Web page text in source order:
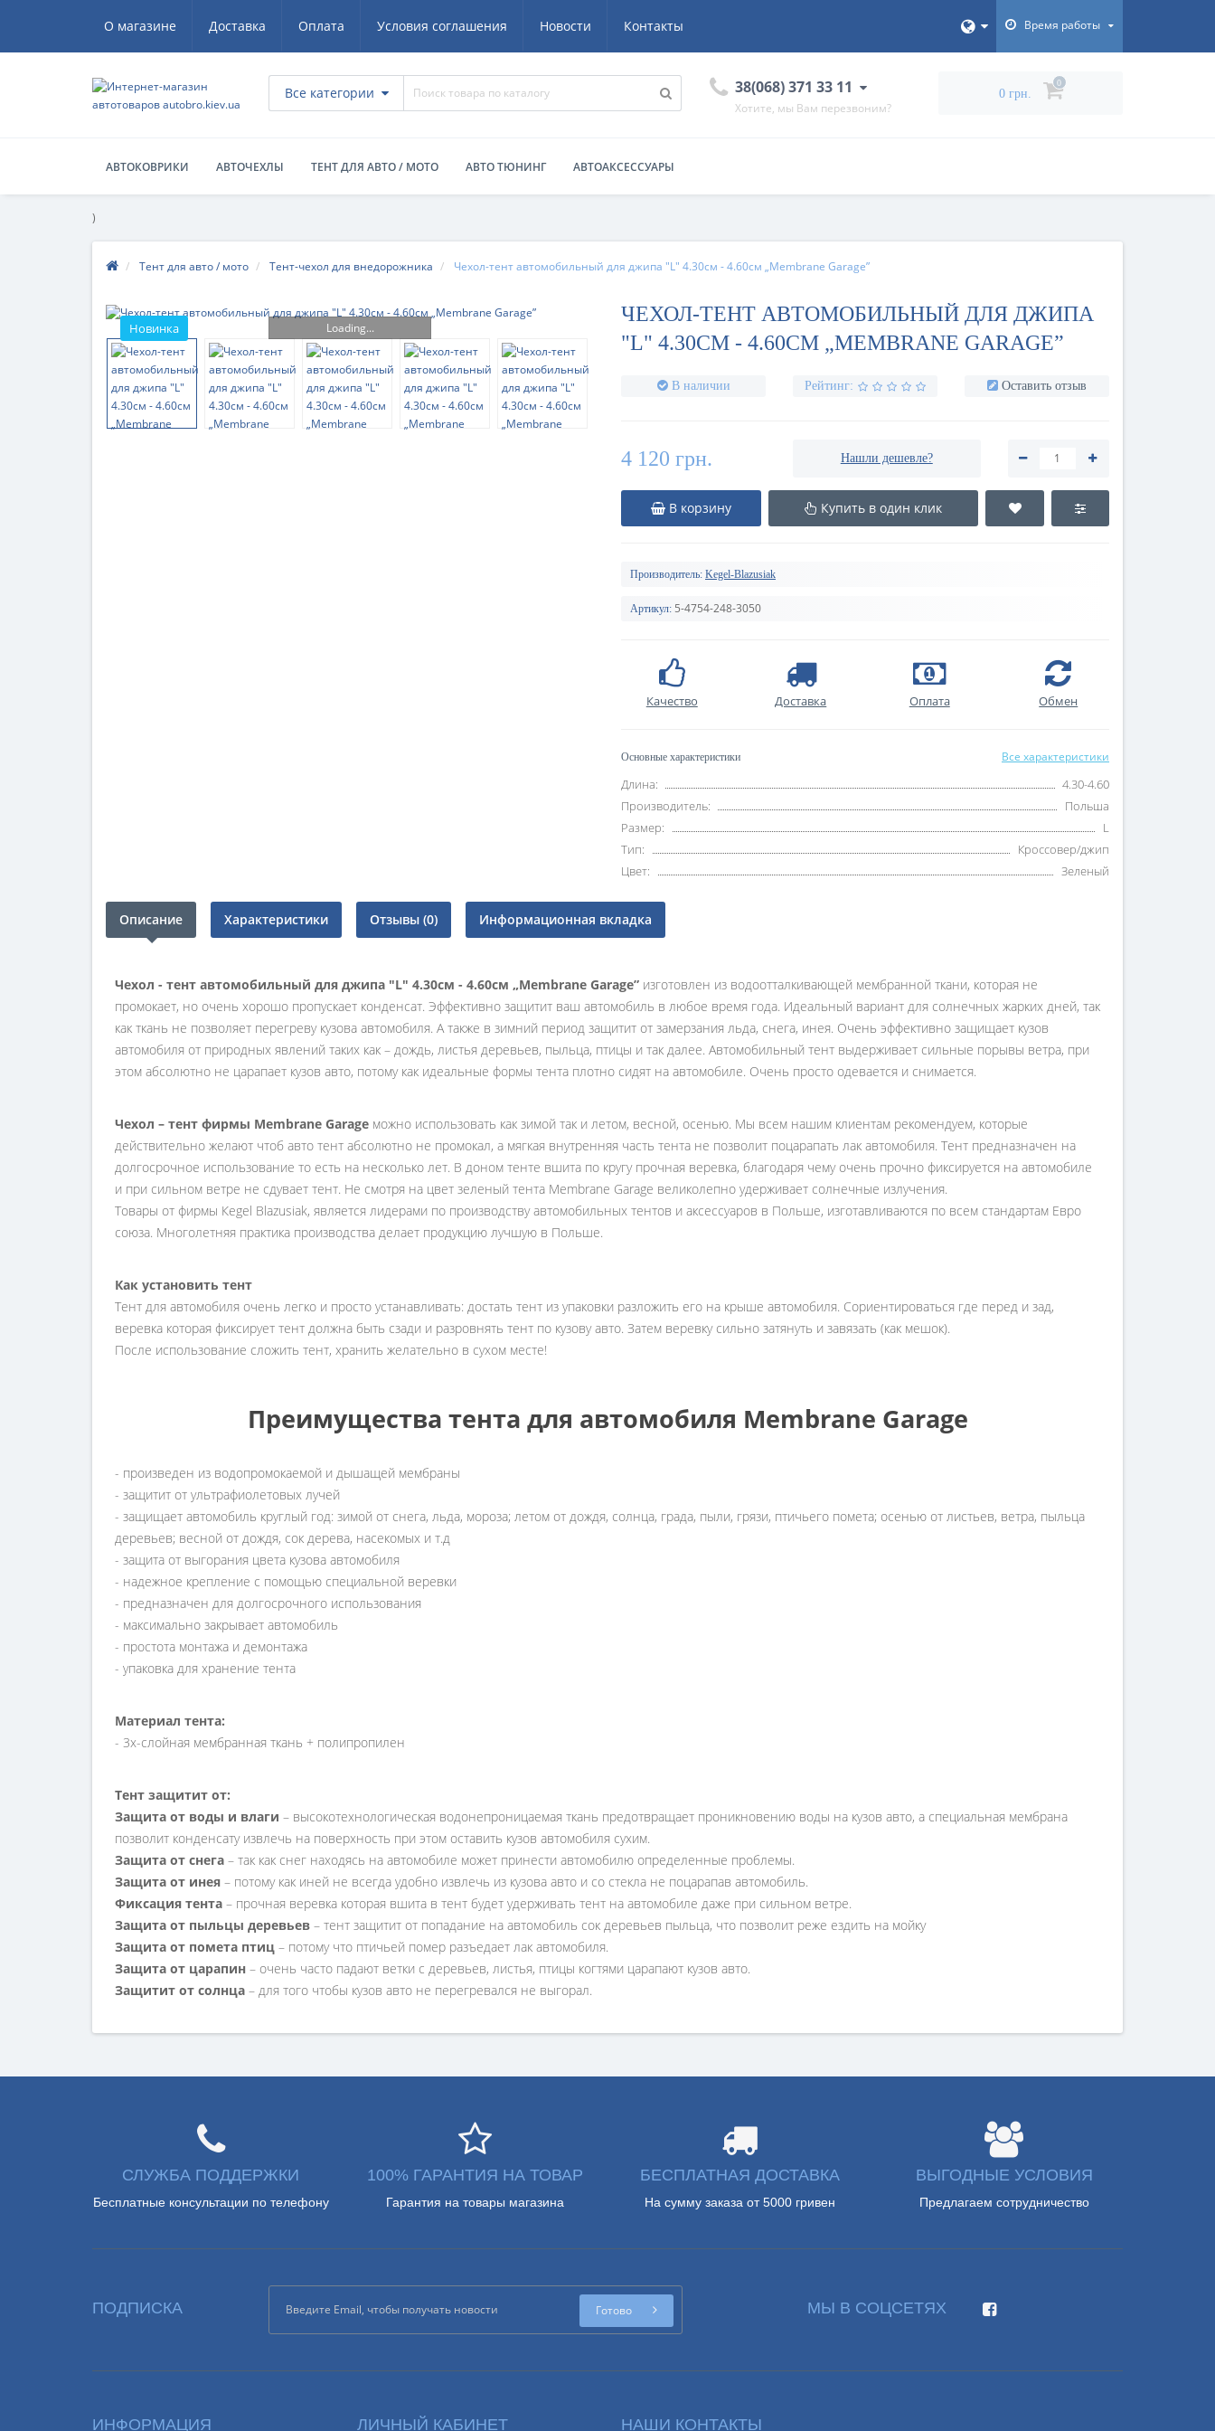
О магазине Доставка Оплата Условия соглашения Новости Контакты Время работы
Все категории 38(068) 371 33 11
Хотите, мы Вам перезвоним?
0 грн.
0
АВТОКОВРИКИ АВТОЧЕХЛЫ ТЕНТ ДЛЯ АВТО / МОТО АВТО ТЮНИНГ АВТОАКСЕССУАРЫ
)
Тент для авто / мото Тент-чехол для внедорожника Чехол-тент автомобильный для джипа "L" 4.30см - 4.60см „Membrane Garage”
Новинка Loading...
ЧЕХОЛ-ТЕНТ АВТОМОБИЛЬНЫЙ ДЛЯ ДЖИПА
"L" 4.30СМ - 4.60СМ „MEMBRANE GARAGE”
В наличии Рейтинг: Оставить отзыв
4 120 грн. Нашли дешевле?
В корзину Купить в один клик
Производитель: Kegel-Blazusiak
Артикул: 5-4754-248-3050
Качество Доставка Оплата Обмен
Основные характеристики Все характеристики
Длина:
4.30-4.60
Производитель:
Польша
Размер:
L
Тип:
Кроссовер/джип
Цвет:
Зеленый
Описание Характеристики Отзывы (0) Информационная вкладка
Чехол - тент автомобильный для джипа "L" 4.30см - 4.60см „Membrane Garage” изготовлен из водоотталкивающей мембранной ткани, которая не
промокает, но очень хорошо пропускает конденсат. Эффективно защитит ваш автомобиль в любое время года. Идеальный вариант для солнечных жарких дней, так
как ткань не позволяет перегреву кузова автомобиля. А также в зимний период защитит от замерзания льда, снега, инея. Очень эффективно защищает кузов
автомобиля от природных явлений таких как – дождь, листья деревьев, пыльца, птицы и так далее. Автомобильный тент выдерживает сильные порывы ветра, при
этом абсолютно не царапает кузов авто, потому как идеальные формы тента плотно сидят на автомобиле. Очень просто одевается и снимается.
Чехол – тент фирмы Membrane Garage можно использовать как зимой так и летом, весной, осенью. Мы всем нашим клиентам рекомендуем, которые
действительно желают чтоб авто тент абсолютно не промокал, а мягкая внутренняя часть тента не позволит поцарапать лак автомобиля. Тент предназначен на
долгосрочное использование то есть на несколько лет. В доном тенте вшита по кругу прочная веревка, благодаря чему очень прочно фиксируется на автомобиле
и при сильном ветре не сдувает тент. Не смотря на цвет зеленый тента Membrane Garage великолепно удерживает солнечные излучения.
Товары от фирмы Кegel Blazusiak, является лидерами по производству автомобильных тентов и аксессуаров в Польше, изготавливаются по всем стандартам Евро
союза. Многолетняя практика производства делает продукцию лучшую в Польше.
Как установить тент
Тент для автомобиля очень легко и просто устанавливать: достать тент из упаковки разложить его на крыше автомобиля. Сориентироваться где перед и зад,
веревка которая фиксирует тент должна быть сзади и разровнять тент по кузову авто. Затем веревку сильно затянуть и завязать (как мешок).
После использование сложить тент, хранить желательно в сухом месте!
Преимущества тента для автомобиля Membrane Garage
- произведен из водопромокаемой и дышащей мембраны
- защитит от ультрафиолетовых лучей
- защищает автомобиль круглый год: зимой от снега, льда, мороза; летом от дождя, солнца, града, пыли, грязи, птичьего помета; осенью от листьев, ветра, пыльца
деревьев; весной от дождя, сок дерева, насекомых и т.д
- защита от выгорания цвета кузова автомобиля
- надежное крепление с помощью специальной веревки
- предназначен для долгосрочного использования
- максимально закрывает автомобиль
- простота монтажа и демонтажа
- упаковка для хранение тента
Материал тента:
- 3х-слойная мембранная ткань + полипропилен
Тент защитит от:
Защита от воды и влаги – высокотехнологическая водонепроницаемая ткань предотвращает проникновению воды на кузов авто, а специальная мембрана
позволит конденсату извлечь на поверхность при этом оставить кузов автомобиля сухим.
Защита от снега – так как снег находясь на автомобиле может принести автомобилю определенные проблемы.
Защита от инея – потому как иней не всегда удобно извлечь из кузова авто и со стекла не поцарапав автомобиль.
Фиксация тента – прочная веревка которая вшита в тент будет удерживать тент на автомобиле даже при сильном ветре.
Защита от пыльцы деревьев – тент защитит от попадание на автомобиль сок деревьев пыльца, что позволит реже ездить на мойку
Защита от помета птиц – потому что птичьей помер разъедает лак автомобиля.
Защита от царапин – очень часто падают ветки с деревьев, листья, птицы когтями царапают кузов авто.
Защитит от солнца – для того чтобы кузов авто не перегревался не выгорал.
СЛУЖБА ПОДДЕРЖКИ
Бесплатные консультации по телефону
100% ГАРАНТИЯ НА ТОВАР
Гарантия на товары магазина
БЕСПЛАТНАЯ ДОСТАВКА
На сумму заказа от 5000 гривен
ВЫГОДНЫЕ УСЛОВИЯ
Предлагаем сотрудничество
ПОДПИСКА Готово МЫ В СОЦСЕТЯХ
ИНФОРМАЦИЯ ЛИЧНЫЙ КАБИНЕТ НАШИ КОНТАКТЫ